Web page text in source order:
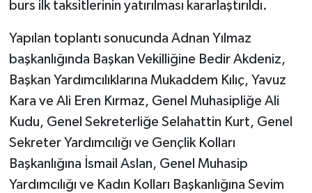
burs ilk taksitlerinin yatırılması kararlaştırıldı.
Yapılan toplantı sonucunda Adnan Yılmaz
başkanlığında Başkan Vekilliğine Bedir Akdeniz,
Başkan Yardımcılıklarına Mukaddem Kılıç, Yavuz
Kara ve Ali Eren Kırmaz, Genel Muhasipliğe Ali
Kudu, Genel Sekreterliğe Selahattin Kurt, Genel
Sekreter Yardımcılığı ve Gençlik Kolları
Başkanlığına İsmail Aslan, Genel Muhasip
Yardımcılığı ve Kadın Kolları Başkanlığına Sevim